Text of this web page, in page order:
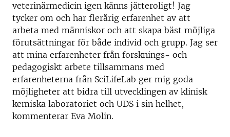
veterinärmedicin igen känns jätteroligt! Jag
tycker om och har flerårig erfarenhet av att
arbeta med människor och att skapa bäst möjliga
förutsättningar för både individ och grupp. Jag ser
att mina erfarenheter från forsknings- och
pedagogiskt arbete tillsammans med
erfarenheterna från SciLifeLab ger mig goda
möjligheter att bidra till utvecklingen av klinisk
kemiska laboratoriet och UDS i sin helhet,
kommenterar Eva Molin.